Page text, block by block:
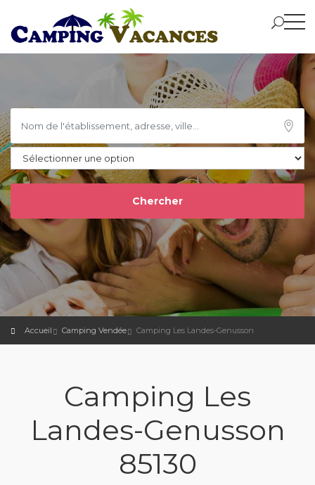
Accueil Camping Vendée Camping Les Landes-Genusson
Camping Les
Landes-Genusson
85130